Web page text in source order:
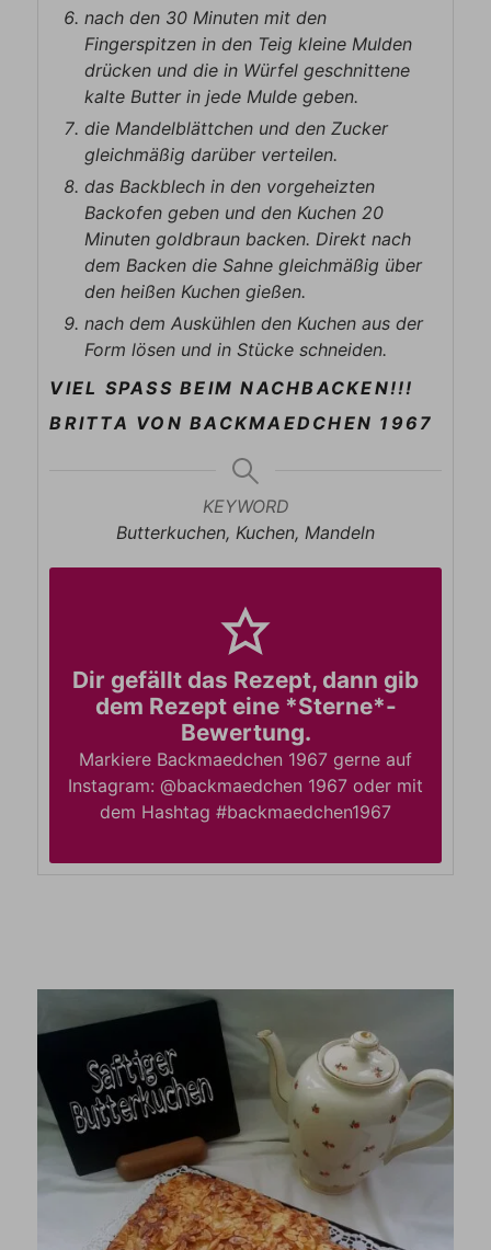
nach den 30 Minuten mit den
Fingerspitzen in den Teig kleine Mulden
drücken und die in Würfel geschnittene
kalte Butter in jede Mulde geben.
die Mandelblättchen und den Zucker
gleichmäßig darüber verteilen.
das Backblech in den vorgeheizten
Backofen geben und den Kuchen 20
Minuten goldbraun backen. Direkt nach
dem Backen die Sahne gleichmäßig über
den heißen Kuchen gießen.
nach dem Auskühlen den Kuchen aus der
Form lösen und in Stücke schneiden.
VIEL SPASS BEIM NACHBACKEN!!!
BRITTA VON BACKMAEDCHEN 1967
KEYWORD
Butterkuchen, Kuchen, Mandeln
Dir gefällt das Rezept, dann gib
dem Rezept eine *Sterne*-
Bewertung.
Markiere Backmaedchen 1967 gerne auf
Instagram: @backmaedchen 1967 oder mit
dem Hashtag #backmaedchen1967